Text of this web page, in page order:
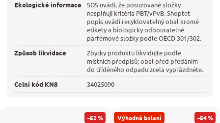
Ekologické informace
SDS uvádí, že posuzované složky
nesplňují kritéria PBT/vPvB. Shoptet
popis uvádí recyklovatelný obal kromě
etikety a biologicky odbouratelné
parfémové složky podle OECD 301/302.
Způsob likvidace
Zbytky produktu likvidujte podle
místních předpisů; obal před předáním
do tříděného odpadu zcela vyprázdněte.
Celní kód KN8
34025090
–52 % Výhodné balení –54 %